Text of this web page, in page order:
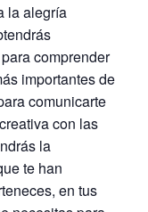
la alegría
comprender
importantes de
comunicarte
con las
la
te han
en tus